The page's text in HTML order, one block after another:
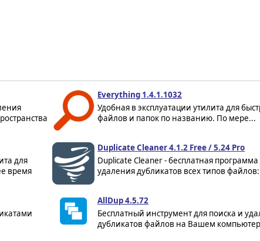
Everything 1.4.1.1032
Удобная в эксплуатации утилита для
файлов и папок по названию. По мере...
для
время
Duplicate Cleaner 4.1.2 Free / 5.24 Pro
Duplicate Cleaner - бесплатная программа
удаления дубликатов всех типов
AllDup 4.5.72
Бесплатный инструмент для поиска и
дубликатов файлов на Вашем